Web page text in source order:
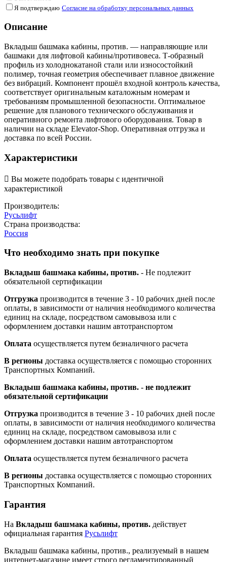
Я подтверждаю Согласие на обработку персональных данных
Описание
Вкладыш башмака кабины, против. — направляющие или
башмаки для лифтовой кабины/противовеса. Т-образный
профиль из холоднокатаной стали или износостойкий
полимер, точная геометрия обеспечивает плавное движение
без вибраций. Компонент прошёл входной контроль качества,
соответствует оригинальным каталожным номерам и
требованиям промышленной безопасности. Оптимальное
решение для планового технического обслуживания и
оперативного ремонта лифтового оборудования. Товар в
наличии на складе Elevator-Shop. Оперативная отгрузка и
доставка по всей России.
Характеристики
 Вы можете подобрать товары с идентичной
характеристикой
Производитель:
Русьлифт
Страна производства:
Россия
Что необходимо знать при покупке
Вкладыш башмака кабины, против. - Не подлежит
обязательной сертификации
Отгрузка производится в течение 3 - 10 рабочих дней после
оплаты, в зависимости от наличия необходимого количества
единиц на складе, посредством самовывоза или с
оформлением доставки нашим автотранспортом
Оплата осуществляется путем безналичного расчета
В регионы доставка осуществляется с помощью сторонних
Транспортных Компаний.
Вкладыш башмака кабины, против. - не подлежит
обязательной сертификации
Отгрузка производится в течение 3 - 10 рабочих дней после
оплаты, в зависимости от наличия необходимого количества
единиц на складе, посредством самовывоза или с
оформлением доставки нашим автотранспортом
Оплата осуществляется путем безналичного расчета
В регионы доставка осуществляется с помощью сторонних
Транспортных Компаний.
Гарантия
На Вкладыш башмака кабины, против. действует
официальная гарантия Русьлифт
Вкладыш башмака кабины, против., реализуемый в нашем
интернет-магазине имеет строго регламентированный